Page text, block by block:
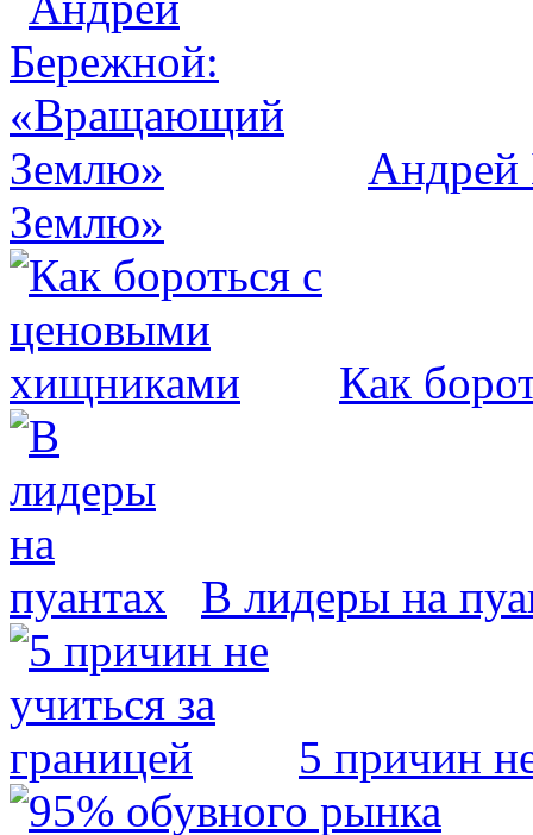
Землю»
Как
В лидеры на
5 причин